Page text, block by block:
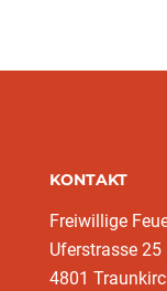
KONTAKT
Freiwillige
Uferstrasse 25
4801